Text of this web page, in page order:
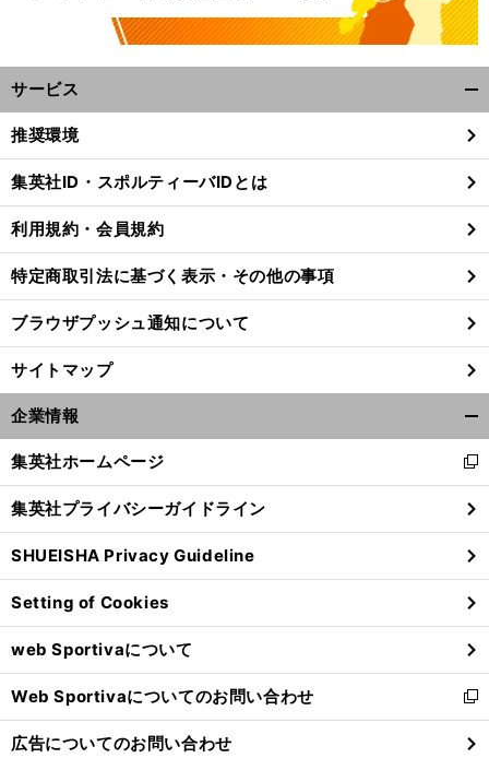
サービス
閉
る
推奨環境
集英社ID・スポルティーバIDとは
利用規約・会員規約
特定商取引法に基づく表示・その他の事項
ブラウザプッシュ通知について
サイトマップ
企業情報
閉
る
集英社ホームページ
新
し
い
ウ
ィ
ン
ド
ウ
で
開
く
集英社プライバシーガイドライン
SHUEISHA Privacy Guideline
Setting of Cookies
web Sportivaについて
Web Sportivaについてのお問い合わせ
新
し
い
広告についてのお問い合わせ